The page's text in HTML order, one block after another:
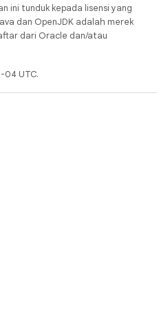
ini tunduk kepada lisensi yang
dan OpenJDK adalah merek
dari Oracle dan/atau
04 UTC.